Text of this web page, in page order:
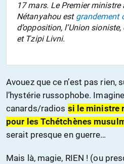
17 mars. Le Premier
Nétanyahou est grandement
d’opposition, l’Union
et Tzipi Livni.
Avouez que ce n’est pas rien,
l’hystérie russophobe.
canards/radios si le ministre
pour les Tchétchènes
serait presque en guerre…
Mais là, magie, RIEN ! (ou